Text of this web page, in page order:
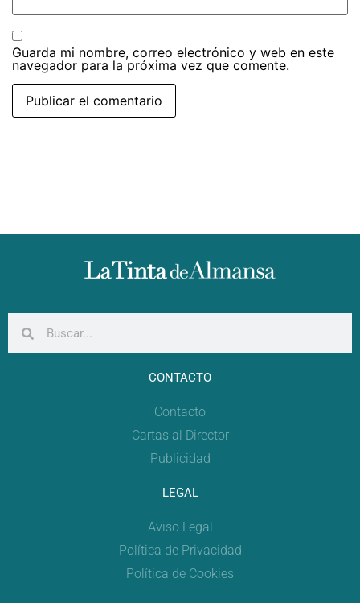
Guarda mi nombre, correo electrónico y web en este
navegador para la próxima vez que comente.
CONTACTO
Contacto
Cartas al Director
Publicidad
LEGAL
Aviso Legal
Política de Privacidad
Política de Cookies